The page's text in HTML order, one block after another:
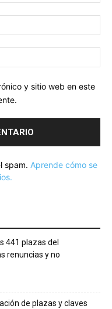
y sitio web en este
spam. Aprende cómo se
441 plazas del
renuncias y no
de plazas y claves